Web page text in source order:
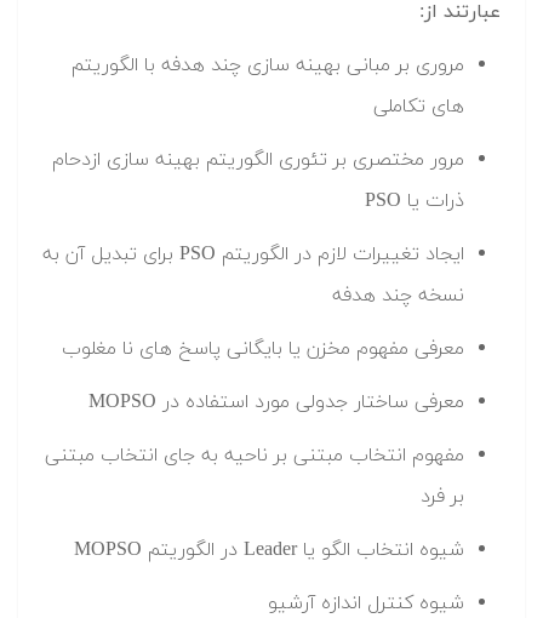
عبارتند از:
مروری بر مبانی بهینه سازی چند هدفه با الگوریتم
های تکاملی
مرور مختصری بر تئوری الگوریتم بهینه سازی ازدحام
ذرات یا PSO
ایجاد تغییرات لازم در الگوریتم PSO برای تبدیل آن به
نسخه چند هدفه
معرفی مفهوم مخزن یا بایگانی پاسخ های نا مغلوب
معرفی ساختار جدولی مورد استفاده در MOPSO
مفهوم انتخاب مبتنی بر ناحیه به جای انتخاب مبتنی
بر فرد
شیوه انتخاب الگو یا Leader در الگوریتم MOPSO
شیوه کنترل اندازه آرشیو